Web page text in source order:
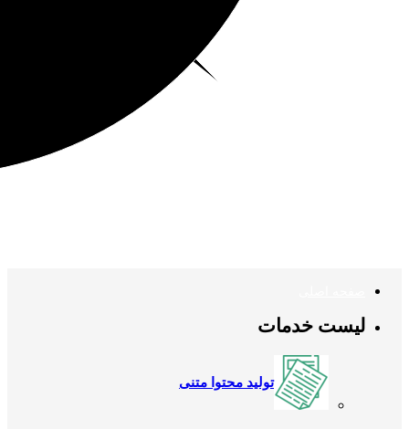
لیست خدمات
تولید محتوا متنی